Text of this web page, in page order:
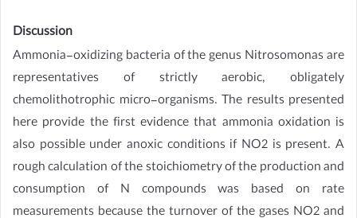
Discussion
Ammonia-oxidizing bacteria of the genus Nitrosomonas are
representatives of strictly aerobic, obligately
chemolithotrophic micro-organisms. The results presented
here provide the first evidence that ammonia oxidation is
also possible under anoxic conditions if NO2 is present. A
rough calculation of the stoichiometry of the production and
consumption of N compounds was based on rate
measurements because the turnover of the gases NO2 and